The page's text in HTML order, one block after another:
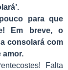
para que
Em breve, o
consolará com
amor.
Falta